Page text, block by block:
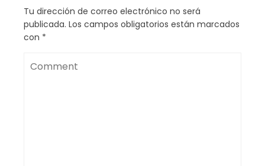
Tu dirección de correo electrónico no será
publicada. Los campos obligatorios están marcados
con *